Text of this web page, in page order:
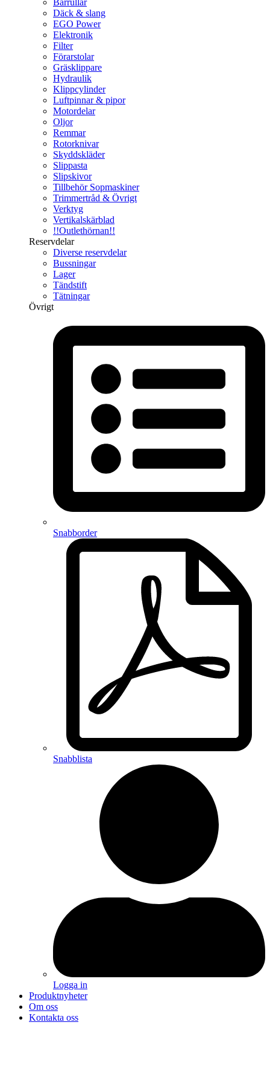
Bärrullar
Däck & slang
EGO Power
Elektronik
Filter
Förarstolar
Gräsklippare
Hydraulik
Klippcylinder
Luftpinnar & pipor
Motordelar
Oljor
Remmar
Rotorknivar
Skyddskläder
Slippasta
Slipskivor
Tillbehör Sopmaskiner
Trimmertråd & Övrigt
Verktyg
Vertikalskärblad
!!Outlethörnan!!
Reservdelar
Diverse reservdelar
Bussningar
Lager
Tändstift
Tätningar
Övrigt
Snabborder
Snabblista
Logga in
Produktnyheter
Om oss
Kontakta oss